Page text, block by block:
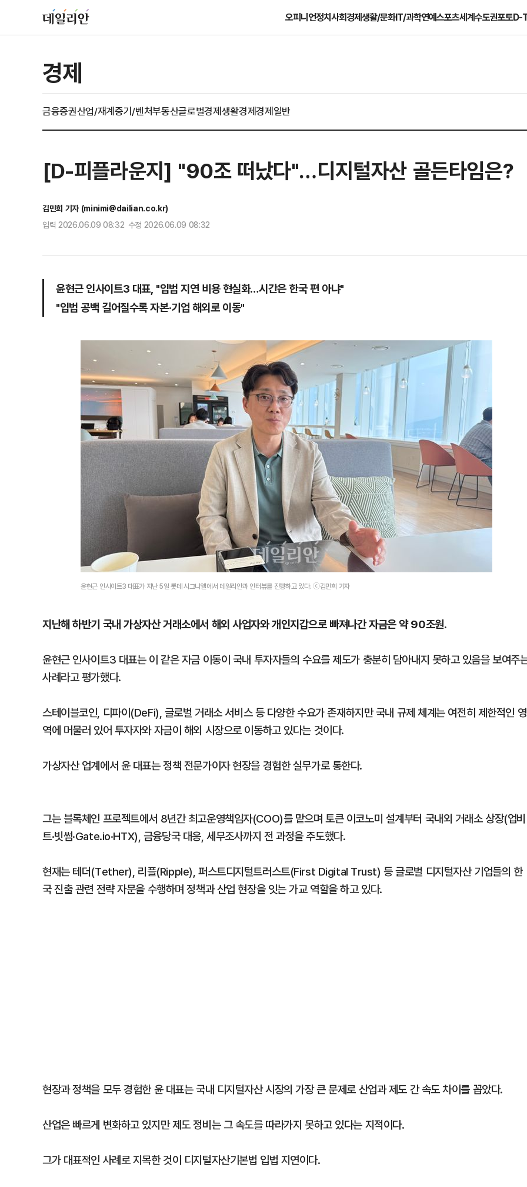
오피니언정치사회경제생활/문화IT/과학연예스포츠세계수도권포토D-
경제
금융증권산업/재계중기/벤처부동산글로벌경제생활경제경제일반
[D-피플라운지] "90조 떠났다"…디지털자산 골든타임은?
김민희 기자 (minimi@dailian.co.kr)
입력 2026.06.09 08:32 수정 2026.06.09 08:32
윤현근 인사이트3 대표, "입법 지연 비용 현실화…시간은 한국 편 아냐"
"입법 공백 길어질수록 자본·기업 해외로 이동"
윤현근 인사이트3 대표가 지난 5일 롯데 시그니엘에서 데일리안과 인터뷰를 진행하고 있다. ⓒ김민희 기자
지난해 하반기 국내 가상자산 거래소에서 해외 사업자와 개인지갑으로 빠져나간 자금은 약 90조원.
윤현근 인사이트3 대표는 이 같은 자금 이동이 국내 투자자들의 수요를 제도가 충분히 담아내지 못하고 있음을 보여주
사례라고 평가했다.
스테이블코인, 디파이(DeFi), 글로벌 거래소 서비스 등 다양한 수요가 존재하지만 국내 규제 체계는 여전히 제한적인 영
역에 머물러 있어 투자자와 자금이 해외 시장으로 이동하고 있다는 것이다.
가상자산 업계에서 윤 대표는 정책 전문가이자 현장을 경험한 실무가로 통한다.
그는 블록체인 프로젝트에서 8년간 최고운영책임자(COO)를 맡으며 토큰 이코노미 설계부터 국내외 거래소 상장(업비
트·빗썸·Gate.io·HTX), 금융당국 대응, 세무조사까지 전 과정을 주도했다.
현재는 테더(Tether), 리플(Ripple), 퍼스트디지털트러스트(First Digital Trust) 등 글로벌 디지털자산 기업들의 한
국 진출 관련 전략 자문을 수행하며 정책과 산업 현장을 잇는 가교 역할을 하고 있다.
현장과 정책을 모두 경험한 윤 대표는 국내 디지털자산 시장의 가장 큰 문제로 산업과 제도 간 속도 차이를 꼽았다.
산업은 빠르게 변화하고 있지만 제도 정비는 그 속도를 따라가지 못하고 있다는 지적이다.
그가 대표적인 사례로 지목한 것이 디지털자산기본법 입법 지연이다.